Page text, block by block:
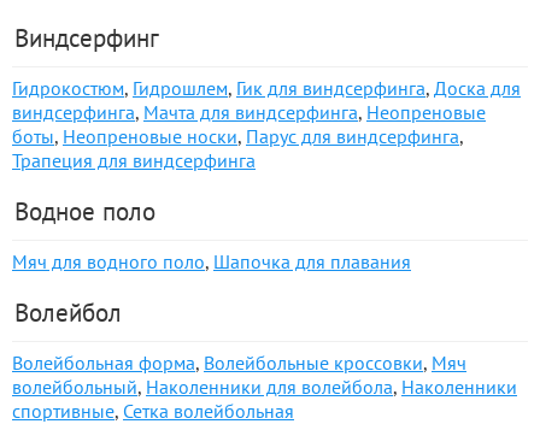
Виндсерфинг
Гидрокостюм, Гидрошлем, Гик для виндсерфинга, Доска для
виндсерфинга, Мачта для виндсерфинга, Неопреновые
боты, Неопреновые носки, Парус для виндсерфинга,
Трапеция для виндсерфинга
Водное поло
Мяч для водного поло, Шапочка для плавания
Волейбол
Волейбольная форма, Волейбольные кроссовки, Мяч
волейбольный, Наколенники для волейбола, Наколенники
спортивные, Сетка волейбольная